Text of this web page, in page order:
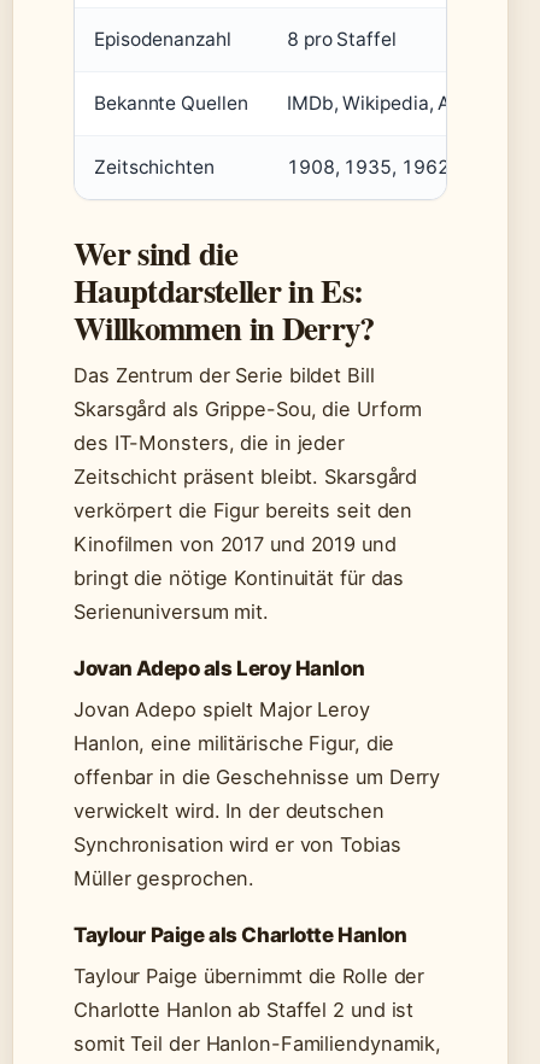
Episodenanzahl 8 pro Staffel
Bekannte Quellen IMDb, Wikipedia, Allociné
Zeitschichten 1908, 1935, 1962
Wer sind die
Hauptdarsteller in Es:
Willkommen in Derry?
Das Zentrum der Serie bildet Bill
Skarsgård als Grippe-Sou, die Urform
des IT-Monsters, die in jeder
Zeitschicht präsent bleibt. Skarsgård
verkörpert die Figur bereits seit den
Kinofilmen von 2017 und 2019 und
bringt die nötige Kontinuität für das
Serienuniversum mit.
Jovan Adepo als Leroy Hanlon
Jovan Adepo spielt Major Leroy
Hanlon, eine militärische Figur, die
offenbar in die Geschehnisse um Derry
verwickelt wird. In der deutschen
Synchronisation wird er von Tobias
Müller gesprochen.
Taylour Paige als Charlotte Hanlon
Taylour Paige übernimmt die Rolle der
Charlotte Hanlon ab Staffel 2 und ist
somit Teil der Hanlon-Familiendynamik,